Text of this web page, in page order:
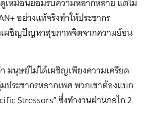
อย่างแท้จริงทำให้ประชากร
เผชิญปัญหาสุขภาพจิตจากความย้อน
มนุษย์ไม่ได้เผชิญเพียงความเครียด
ประชากรหลากเพศ พวกเขาต้องแบก
Stressors” ซึ่งทำงานผ่านกลไก 2